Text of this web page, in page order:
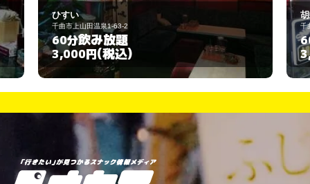
胡蝶
千曲市上山田温泉1丁目64-7
60分 飲み放題
3,000円